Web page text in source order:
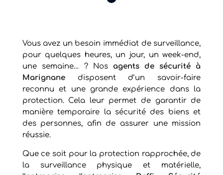
Vous avez un besoin immédiat de surveillance,
pour quelques heures, un jour, un week-end,
une semaine… ? Nos agents de sécurité à
Marignanedisposent d’un savoir-faire
reconnu et une grande expérience dans la
protection. Cela leur permet de garantir de
manière temporaire la sécurité des biens et
des personnes, afin de assurer une mission
réussie.
Que ce soit pour la protection rapprochée, de
la surveillance physique et matérielle,